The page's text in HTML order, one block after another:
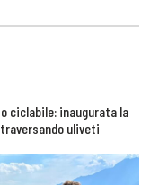
ciclabile: inaugurata la
uliveti